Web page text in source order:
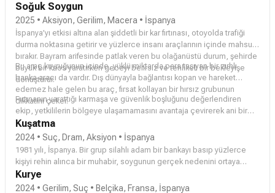
Soğuk Soygun
2025 • Aksiyon, Gerilim, Macera • İspanya
İspanya’yı etkisi altına alan şiddetli bir kar fırtınası, otoyolda trafiği
durma noktasına getirir ve yüzlerce insanı araçlarının içinde mahsur
bırakır. Bayram arifesinde patlak veren bu olağanüstü durum, şehirde
büyük bir kaos yaratırken geceyi belirsiz ve tehlikeli bir bekleyişe
dönüştürür.
Bu araç kuyruğunun içinde, yüklü miktarda para taşıyan bir zırhlı
banka aracı da vardır. Dış dünyayla bağlantısı kopan ve hareket
edemez hale gelen bu araç, fırsat kollayan bir hırsız grubunun
dikkatini çeker.
Fırtınanın yarattığı karmaşa ve güvenlik boşluğunu değerlendiren
ekip, yetkililerin bölgeye ulaşamamasını avantaja çevirerek ani bir
soygun planını devreye sokar. Ancak bu girişim, kısa sürede hem
siviller hem de görevliler için hayatta kalma mücadelesine dönüşen
tehlikeli bir çatışmaya evrilir.
Kuşatma
2024 • Suç, Dram, Aksiyon • İspanya
1981 yılı, İspanya. Bir grup silahlı adam bir bankayı basıp yüzlerce
kişiyi rehin alınca bir muhabir, soygunun gerçek nedenini ortaya
çıkarmak için yetkililerle mücadeleye girer.
Kurye
2024 • Gerilim, Suç • Belçika, Fransa, İspanya